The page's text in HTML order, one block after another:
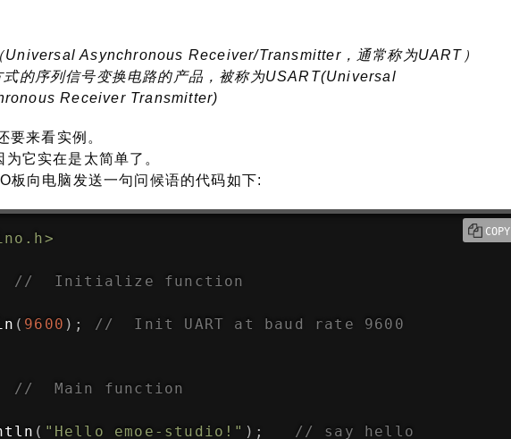
Universal Asynchronous Receiver/Transmitter，通常称为UART）
的序列信号变换电路的产品，被称为USART(Universal
Receiver Transmitter)
要来看实例。
它实在是太简单了。
板向电脑发送一句问候语的代码如下:
//  Initialize function
( 9600 ) ;
//  Init UART at baud rate 9600
//  Main function
( "Hello emoe-studio!" ) ; // say hello
COPY